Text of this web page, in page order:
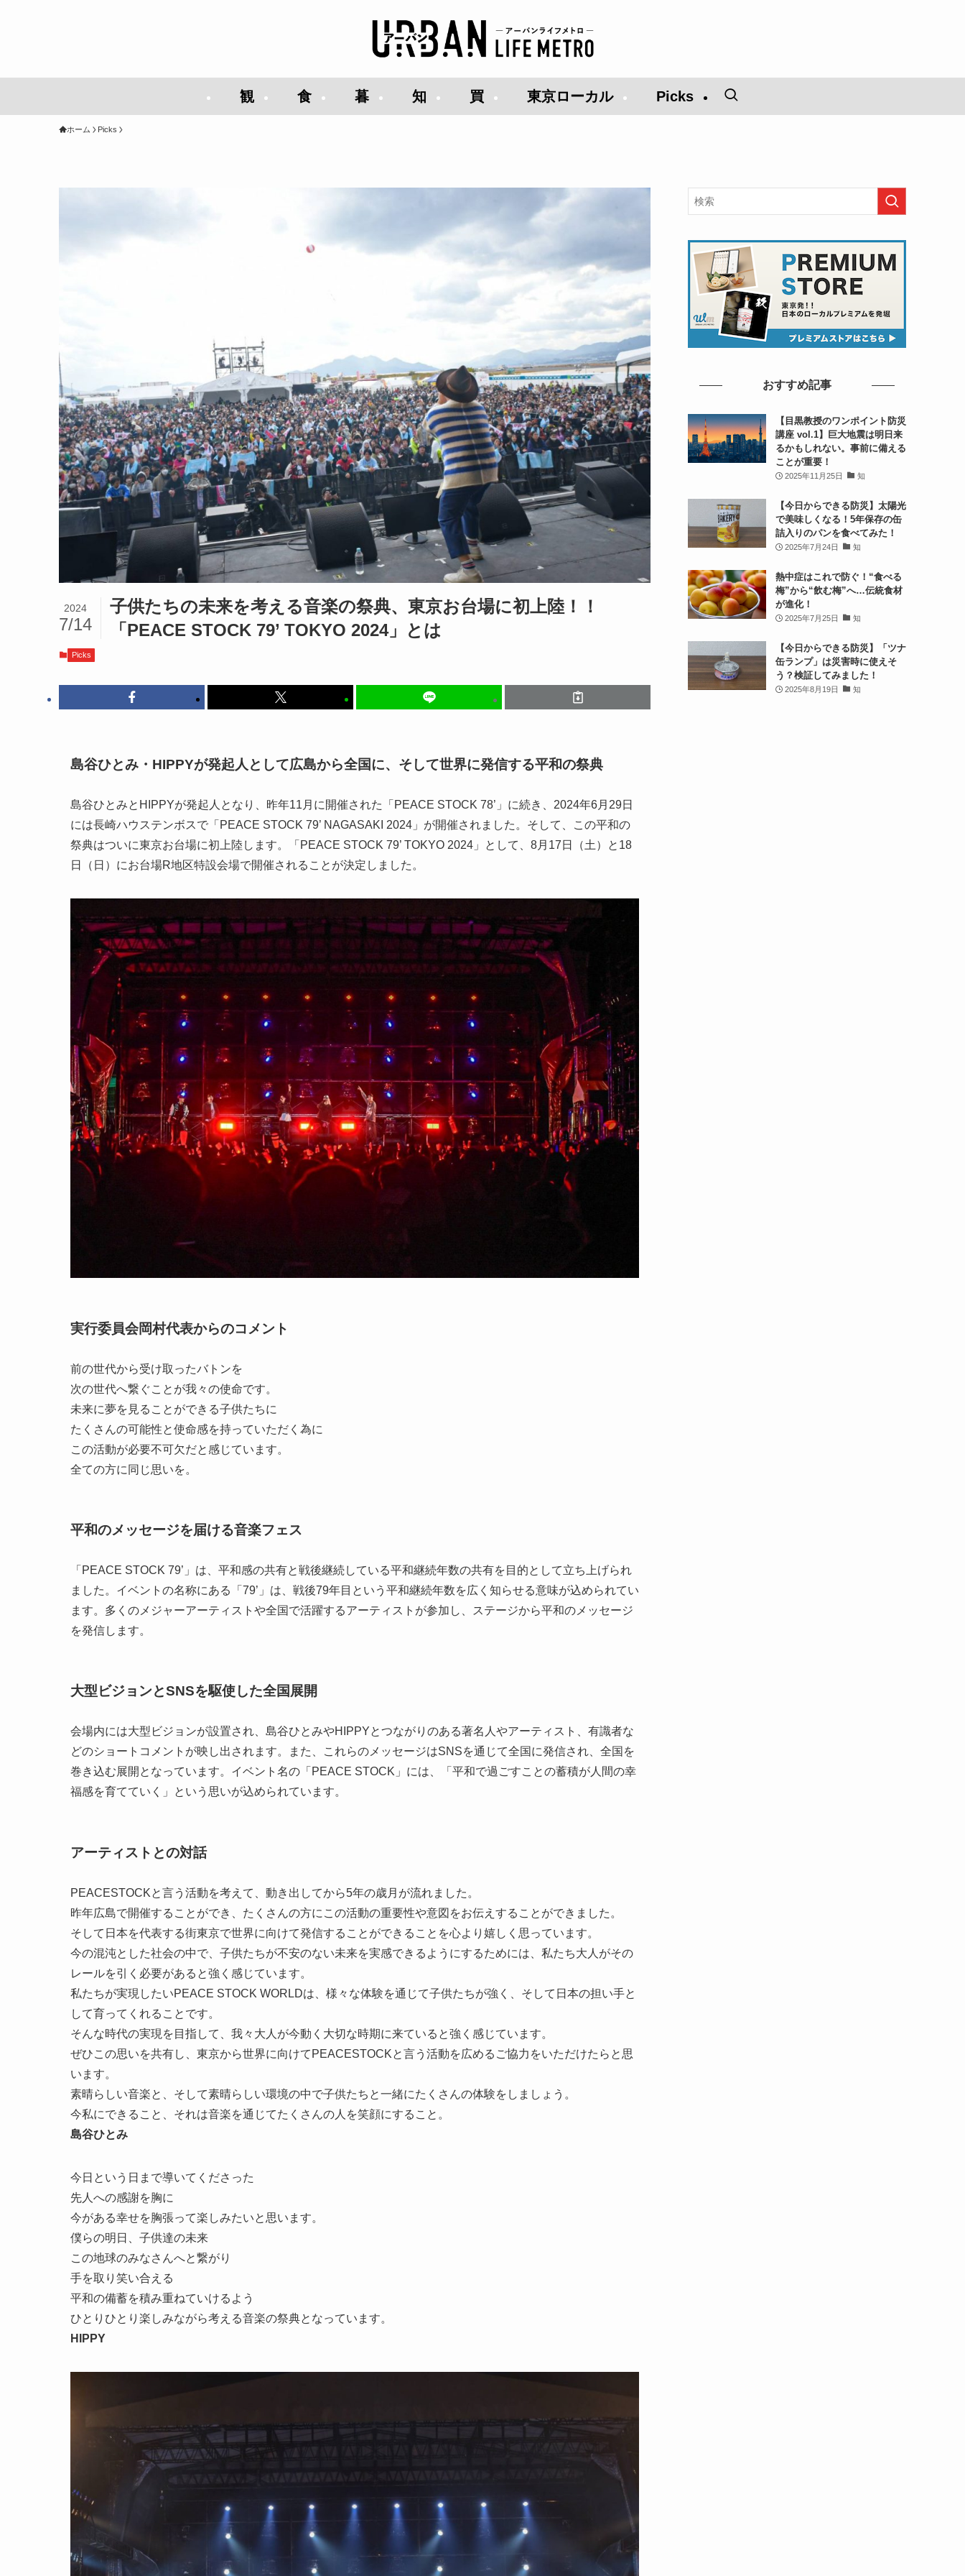
観 食 暮 知 買 東京ローカル Picks
ホーム Picks
子供たちの未来を考える音楽の祭典、東京お台場に初上陸！！
「PEACE STOCK 79’ TOKYO 2024」とは
2024
7/14
Picks
島谷ひとみ・HIPPYが発起人として広島から全国に、そして世界に発信する平和の祭典
島谷ひとみとHIPPYが発起人となり、昨年11月に開催された「PEACE STOCK 78’」に続き、2024年6月29日
には長崎ハウステンボスで「PEACE STOCK 79’ NAGASAKI 2024」が開催されました。そして、この平和の
祭典はついに東京お台場に初上陸します。「PEACE STOCK 79’ TOKYO 2024」として、8月17日（土）と18
日（日）にお台場R地区特設会場で開催されることが決定しました。
実行委員会岡村代表からのコメント
前の世代から受け取ったバトンを
次の世代へ繋ぐことが我々の使命です。
未来に夢を見ることができる子供たちに
たくさんの可能性と使命感を持っていただく為に
この活動が必要不可欠だと感じています。
全ての方に同じ思いを。
平和のメッセージを届ける音楽フェス
「PEACE STOCK 79’」は、平和感の共有と戦後継続している平和継続年数の共有を目的として立ち上げられ
ました。イベントの名称にある「79’」は、戦後79年目という平和継続年数を広く知らせる意味が込められてい
ます。多くのメジャーアーティストや全国で活躍するアーティストが参加し、ステージから平和のメッセージ
を発信します。
大型ビジョンとSNSを駆使した全国展開
会場内には大型ビジョンが設置され、島谷ひとみやHIPPYとつながりのある著名人やアーティスト、有識者な
どのショートコメントが映し出されます。また、これらのメッセージはSNSを通じて全国に発信され、全国を
巻き込む展開となっています。イベント名の「PEACE STOCK」には、「平和で過ごすことの蓄積が人間の幸
福感を育てていく」という思いが込められています。
アーティストとの対話
PEACESTOCKと言う活動を考えて、動き出してから5年の歳月が流れました。
昨年広島で開催することができ、たくさんの方にこの活動の重要性や意図をお伝えすることができました。
そして日本を代表する街東京で世界に向けて発信することができることを心より嬉しく思っています。
今の混沌とした社会の中で、子供たちが不安のない未来を実感できるようにするためには、私たち大人がその
レールを引く必要があると強く感じています。
私たちが実現したいPEACE STOCK WORLDは、様々な体験を通じて子供たちが強く、そして日本の担い手と
して育ってくれることです。
そんな時代の実現を目指して、我々大人が今動く大切な時期に来ていると強く感じています。
ぜひこの思いを共有し、東京から世界に向けてPEACESTOCKと言う活動を広めるご協力をいただけたらと思
います。
素晴らしい音楽と、そして素晴らしい環境の中で子供たちと一緒にたくさんの体験をしましょう。
今私にできること、それは音楽を通じてたくさんの人を笑顔にすること。
島谷ひとみ
今日という日まで導いてくださった
先人への感謝を胸に
今がある幸せを胸張って楽しみたいと思います。
僕らの明日、子供達の未来
この地球のみなさんへと繋がり
手を取り笑い合える
平和の備蓄を積み重ねていけるよう
ひとりひとり楽しみながら考える音楽の祭典となっています。
HIPPY
おすすめ記事
【目黒教授のワンポイント防災
講座 vol.1】巨大地震は明日来
るかもしれない。事前に備える
ことが重要！
2025年11月25日 知
【今日からできる防災】太陽光
で美味しくなる！5年保存の缶
詰入りのパンを食べてみた！
2025年7月24日 知
熱中症はこれで防ぐ！“食べる
梅”から“飲む梅”へ…伝統食材
が進化！
2025年7月25日 知
【今日からできる防災】「ツナ
缶ランプ」は災害時に使えそ
う？検証してみました！
2025年8月19日 知